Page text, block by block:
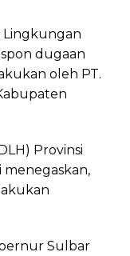
Lingkungan
dugaan
oleh PT.
Provinsi
menegaskan,
Sulbar